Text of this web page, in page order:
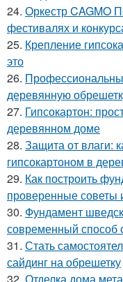
24. Оркестр CAGMO
фестивалях и
25. Крепление
это
26.
деревянную
27. Гипсокартон:
деревянном доме
28. Защита от влаги:
гипсокартоном в
29. Как построить
проверенные советы
30. Фундамент
современный способ
31. Стать
сайдинг на обрешетку